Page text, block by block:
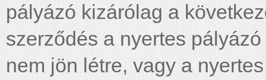
pályázó kizárólag a
szerződés a nyertes
nem jön létre, vagy a